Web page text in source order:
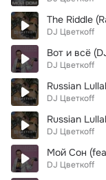
The Riddle
DJ Цветкоff
Вот и всё
DJ Цветкоff
Russian
DJ Цветкоff
Russian
DJ Цветкоff
Мой Сон
DJ Цветкоff